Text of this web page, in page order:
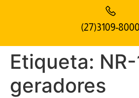
(27)3109-8000
Etiqueta:
geradores